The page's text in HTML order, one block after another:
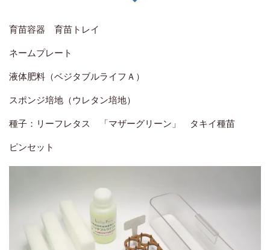
育苗容器 育苗トレイ
ネームプレート
液体肥料（ベジタブルライフＡ）
スポンジ培地（ウレタン培地）
種子：リーフレタス 「マザーグリーン」 タキイ種苗
ピンセット